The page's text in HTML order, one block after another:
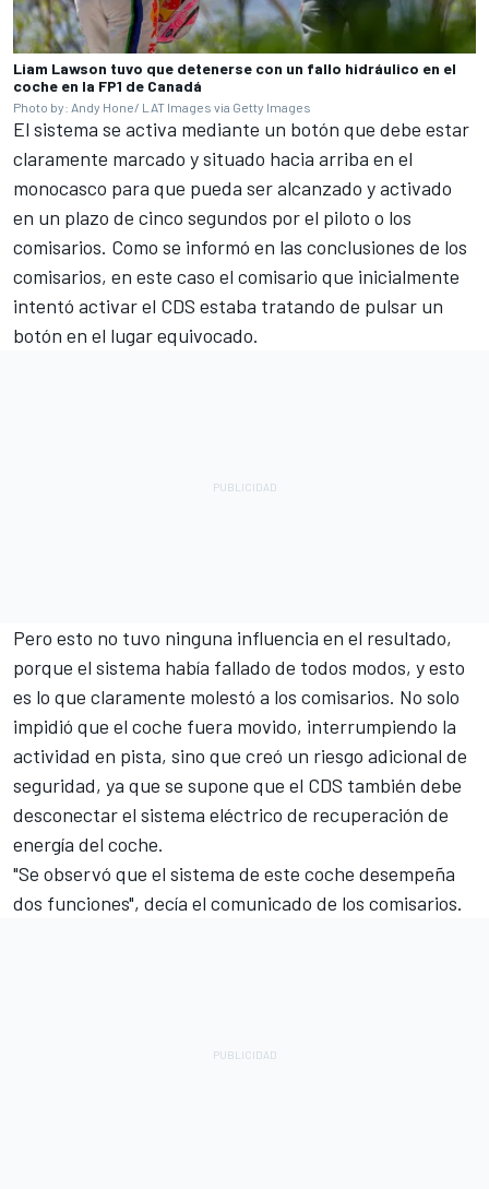
Liam Lawson tuvo que detenerse con un fallo hidráulico en el
coche en la FP1 de Canadá
Photo by: Andy Hone/ LAT Images via Getty Images
El sistema se activa mediante un botón que debe estar
claramente marcado y situado hacia arriba en el
monocasco para que pueda ser alcanzado y activado
en un plazo de cinco segundos por el piloto o los
comisarios. Como se informó en las conclusiones de los
comisarios, en este caso el comisario que inicialmente
intentó activar el CDS estaba tratando de pulsar un
botón en el lugar equivocado.
Pero esto no tuvo ninguna influencia en el resultado,
porque el sistema había fallado de todos modos, y esto
es lo que claramente molestó a los comisarios. No solo
impidió que el coche fuera movido, interrumpiendo la
actividad en pista, sino que creó un riesgo adicional de
seguridad, ya que se supone que el CDS también debe
desconectar el sistema eléctrico de recuperación de
energía del coche.
"Se observó que el sistema de este coche desempeña
dos funciones", decía el comunicado de los comisarios.